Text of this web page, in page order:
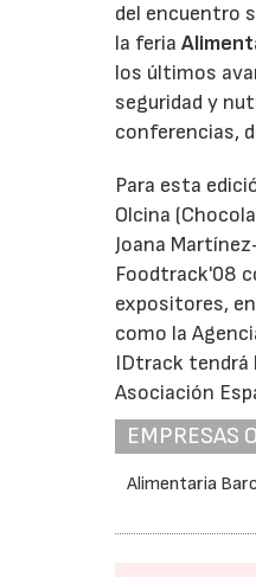
del encuentro
la feria
los últimos
seguridad y
conferencias,
Para esta
Olcina
Joana
Foodtrack'08
expositores,
como la
IDtrack tendrá
Asociación
EMPRESAS
Alimentaria